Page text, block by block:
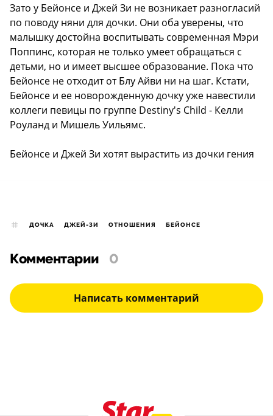
Зато у Бейонсе и Джей Зи не возникает разногласий
по поводу няни для дочки. Они оба уверены, что
малышку достойна воспитывать современная Мэри
Поппинс, которая не только умеет обращаться с
детьми, но и имеет высшее образование. Пока что
Бейонсе не отходит от Блу Айви ни на шаг. Кстати,
Бейонсе и ее новорожденную дочку уже навестили
коллеги певицы по группе Destiny's Child - Келли
Роуланд и Мишель Уильямс.
Бейонсе и Джей Зи хотят вырастить из дочки гения
ДОЧКА ДЖЕЙ-ЗИ ОТНОШЕНИЯ БЕЙОНСЕ
Комментарии 0
Написать комментарий